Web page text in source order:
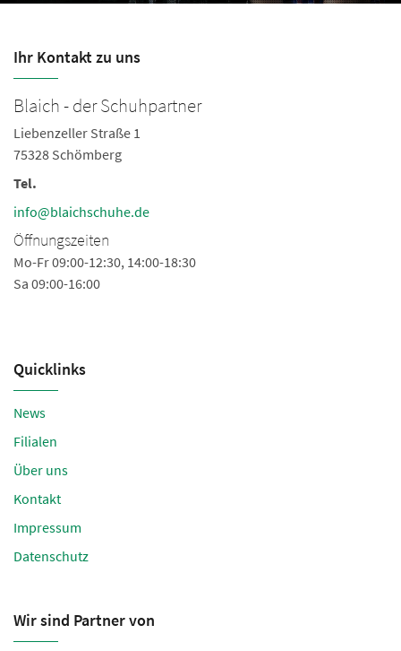
Ihr Kontakt zu uns
Blaich - der Schuhpartner
Liebenzeller Straße 1
75328 Schömberg
Tel.
info@blaichschuhe.de
Öffnungszeiten
Mo-Fr 09:00-12:30, 14:00-18:30
Sa 09:00-16:00
Quicklinks
News
Filialen
Über uns
Kontakt
Impressum
Datenschutz
Wir sind Partner von